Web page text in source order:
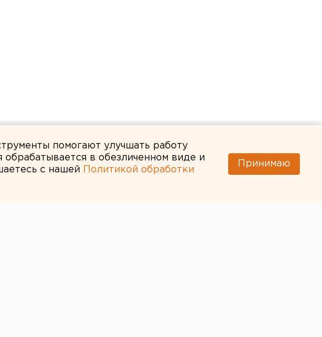
помогают улучшать работу
в обезличенном виде и
с нашей
Политикой обработки
Принимаю